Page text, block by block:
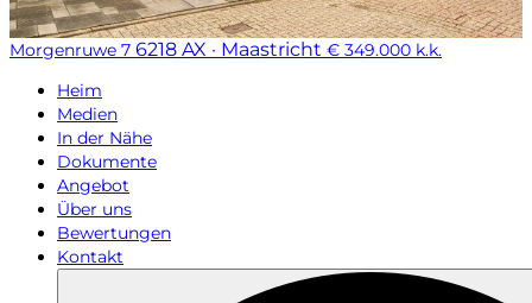
Morgenruwe 7 6218 AX · Maastricht € 349.000 k.k.
Heim
Medien
In der Nähe
Dokumente
Angebot
Über uns
Bewertungen
Kontakt